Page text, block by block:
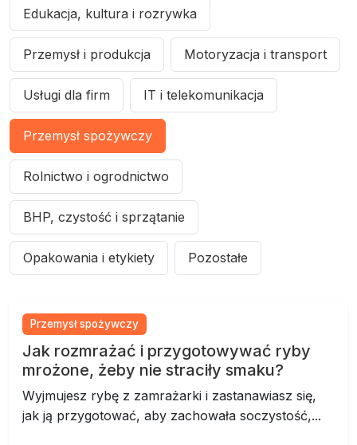
Edukacja, kultura i rozrywka
Przemysł i produkcja Motoryzacja i transport
Usługi dla firm IT i telekomunikacja
Przemysł spożywczy
Rolnictwo i ogrodnictwo
BHP, czystość i sprzątanie
Opakowania i etykiety Pozostałe
Przemysł spożywczy
Jak rozmrażać i przygotowywać ryby
mrożone, żeby nie straciły smaku?
Wyjmujesz rybę z zamrażarki i zastanawiasz się,
jak ją przygotować, aby zachowała soczystość,...